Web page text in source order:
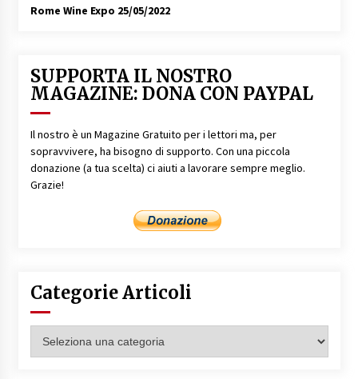
Rome Wine Expo 25/05/2022
SUPPORTA IL NOSTRO
MAGAZINE: DONA CON PAYPAL
Il nostro è un Magazine Gratuito per i lettori ma, per
sopravvivere, ha bisogno di supporto. Con una piccola
donazione (a tua scelta) ci aiuti a lavorare sempre meglio.
Grazie!
Categorie Articoli
Articoli